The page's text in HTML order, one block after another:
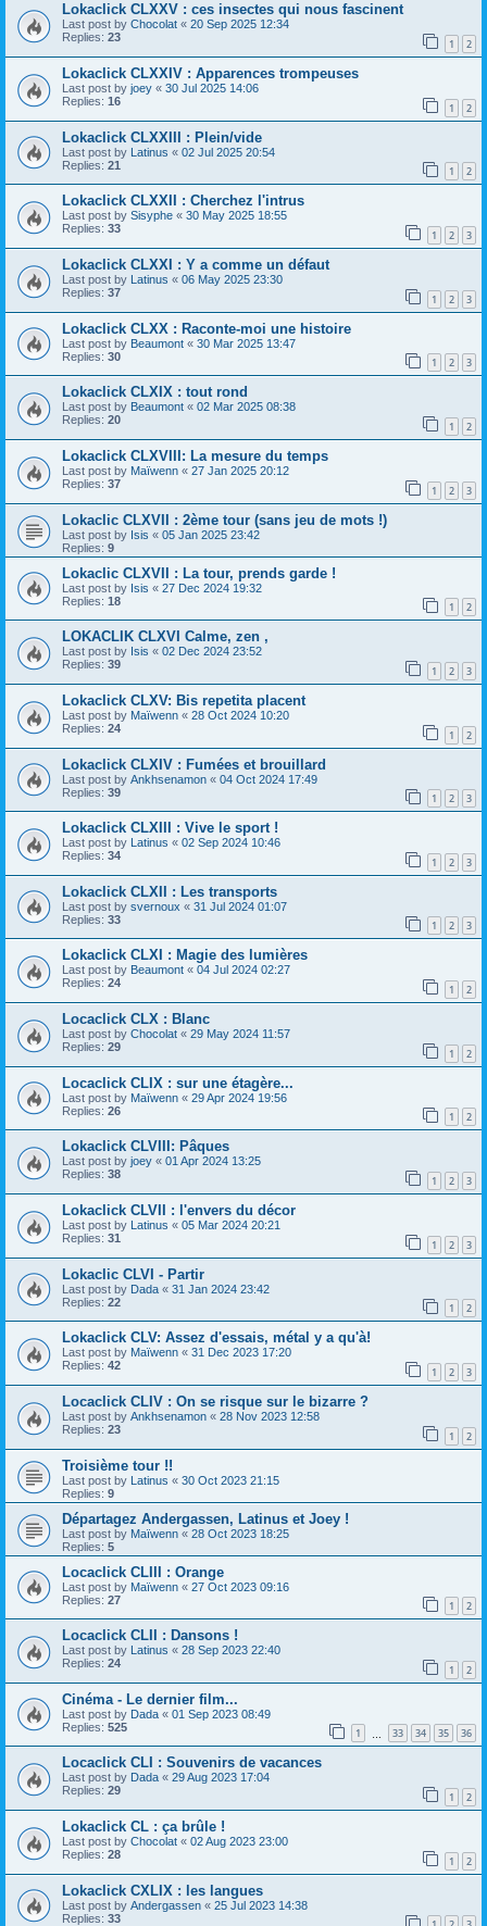
Lokaclick CLXXV : ces insectes qui nous fascinent
Last post by Chocolat « 20 Sep 2025 12:34
Replies: 23 1 2
Lokaclick CLXXIV : Apparences trompeuses
Last post by joey « 30 Jul 2025 14:06
Replies: 16 1 2
Lokaclick CLXXIII : Plein/vide
Last post by Latinus « 02 Jul 2025 20:54
Replies: 21 1 2
Lokaclick CLXXII : Cherchez l'intrus
Last post by Sisyphe « 30 May 2025 18:55
Replies: 33 1 2 3
Lokaclick CLXXI : Y a comme un défaut
Last post by Latinus « 06 May 2025 23:30
Replies: 37 1 2 3
Lokaclick CLXX : Raconte-moi une histoire
Last post by Beaumont « 30 Mar 2025 13:47
Replies: 30 1 2 3
Lokaclick CLXIX : tout rond
Last post by Beaumont « 02 Mar 2025 08:38
Replies: 20 1 2
Lokaclick CLXVIII: La mesure du temps
Last post by Maïwenn « 27 Jan 2025 20:12
Replies: 37 1 2 3
Lokaclic CLXVII : 2ème tour (sans jeu de mots !)
Last post by Isis « 05 Jan 2025 23:42
Replies: 9
Lokaclic CLXVII : La tour, prends garde !
Last post by Isis « 27 Dec 2024 19:32
Replies: 18 1 2
LOKACLIK CLXVI Calme, zen ,
Last post by Isis « 02 Dec 2024 23:52
Replies: 39 1 2 3
Lokaclick CLXV: Bis repetita placent
Last post by Maïwenn « 28 Oct 2024 10:20
Replies: 24 1 2
Lokaclick CLXIV : Fumées et brouillard
Last post by Ankhsenamon « 04 Oct 2024 17:49
Replies: 39 1 2 3
Lokaclick CLXIII : Vive le sport !
Last post by Latinus « 02 Sep 2024 10:46
Replies: 34 1 2 3
Lokaclick CLXII : Les transports
Last post by svernoux « 31 Jul 2024 01:07
Replies: 33 1 2 3
Lokaclick CLXI : Magie des lumières
Last post by Beaumont « 04 Jul 2024 02:27
Replies: 24 1 2
Locaclick CLX : Blanc
Last post by Chocolat « 29 May 2024 11:57
Replies: 29 1 2
Locaclick CLIX : sur une étagère...
Last post by Maïwenn « 29 Apr 2024 19:56
Replies: 26 1 2
Lokaclick CLVIII: Pâques
Last post by joey « 01 Apr 2024 13:25
Replies: 38 1 2 3
Lokaclick CLVII : l'envers du décor
Last post by Latinus « 05 Mar 2024 20:21
Replies: 31 1 2 3
Lokaclic CLVI - Partir
Last post by Dada « 31 Jan 2024 23:42
Replies: 22 1 2
Lokaclick CLV: Assez d'essais, métal y a qu'à!
Last post by Maïwenn « 31 Dec 2023 17:20
Replies: 42 1 2 3
Locaclick CLIV : On se risque sur le bizarre ?
Last post by Ankhsenamon « 28 Nov 2023 12:58
Replies: 23 1 2
Troisième tour !!
Last post by Latinus « 30 Oct 2023 21:15
Replies: 9
Départagez Andergassen, Latinus et Joey !
Last post by Maïwenn « 28 Oct 2023 18:25
Replies: 5
Locaclick CLIII : Orange
Last post by Maïwenn « 27 Oct 2023 09:16
Replies: 27 1 2
Locaclick CLII : Dansons !
Last post by Latinus « 28 Sep 2023 22:40
Replies: 24 1 2
Cinéma - Le dernier film...
Last post by Dada « 01 Sep 2023 08:49
Replies: 525 1 33 34 35 36
Locaclick CLI : Souvenirs de vacances
Last post by Dada « 29 Aug 2023 17:04
Replies: 29 1 2
Lokaclick CL : ça brûle !
Last post by Chocolat « 02 Aug 2023 23:00
Replies: 28 1 2
Lokaclick CXLIX : les langues
Last post by Andergassen « 25 Jul 2023 14:38
Replies: 33